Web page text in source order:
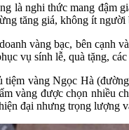
là nghi thức mang đậm
tăng giá, không ít
vàng bạc, bên cạnh
vụ sính lễ, quà tặng,
vàng Ngọc Hà
vàng được chọn nhiều
đại nhưng trọng lượng